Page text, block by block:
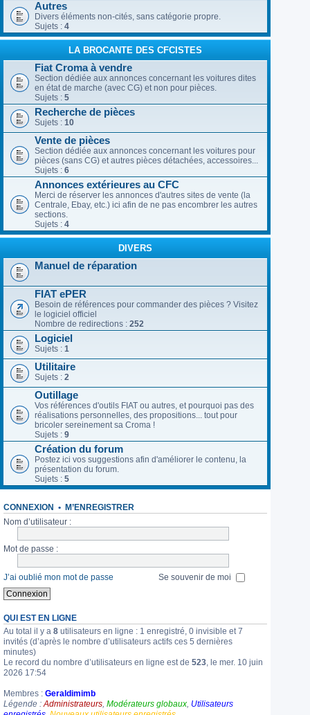
Autres
Divers éléments non-cités, sans catégorie propre.
Sujets : 4
LA BROCANTE DES CFCISTES
Fiat Croma à vendre
Section dédiée aux annonces concernant les voitures dites
en état de marche (avec CG) et non pour pièces.
Sujets : 5
Recherche de pièces
Sujets : 10
Vente de pièces
Section dédiée aux annonces concernant les voitures pour
pièces (sans CG) et autres pièces détachées, accessoires...
Sujets : 6
Annonces extérieures au CFC
Merci de réserver les annonces d'autres sites de vente (la
Centrale, Ebay, etc.) ici afin de ne pas encombrer les autres
sections.
Sujets : 4
DIVERS
Manuel de réparation
FIAT ePER
Besoin de références pour commander des pièces ? Visitez
le logiciel officiel
Nombre de redirections : 252
Logiciel
Sujets : 1
Utilitaire
Sujets : 2
Outillage
Vos références d'outils FIAT ou autres, et pourquoi pas des
réalisations personnelles, des propositions... tout pour
bricoler sereinement sa Croma !
Sujets : 9
Création du forum
Postez ici vos suggestions afin d'améliorer le contenu, la
présentation du forum.
Sujets : 5
CONNEXION • M’ENREGISTRER
Nom d’utilisateur :
Mot de passe :
J’ai oublié mon mot de passe Se souvenir de moi
QUI EST EN LIGNE
Au total il y a 8 utilisateurs en ligne : 1 enregistré, 0 invisible et 7
invités (d’après le nombre d’utilisateurs actifs ces 5 dernières
minutes)
Le record du nombre d’utilisateurs en ligne est de 523, le mer. 10 juin
2026 17:54
Membres : Geraldimimb
Légende :Administrateurs, Modérateurs globaux, Utilisateurs